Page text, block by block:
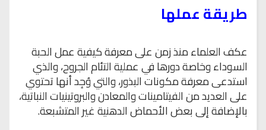
طريقة عملها
عكف العلماء منذ زمن على معرفة كيفية عمل الحبة
السوداء وخاصة دورها في عملية التئام الجروح، والذي
استدعى معرفة مكونات البذور، والتي وُجِد أنها تحتوي
على العديد من الفيتامينات والمعادن والبروتينيات النباتية،
بالإضافة إلى بعض الأحماض الدهنية غير المتشبعة.